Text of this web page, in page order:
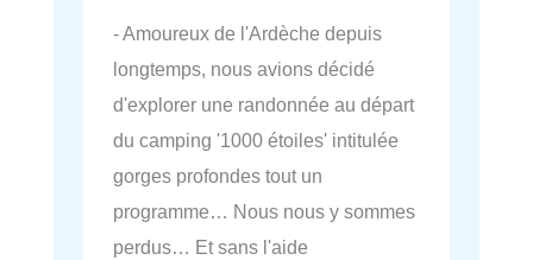
- Amoureux de l'Ardèche depuis
longtemps, nous avions décidé
d'explorer une randonnée au départ
du camping '1000 étoiles' intitulée
gorges profondes tout un
programme… Nous nous y sommes
perdus… Et sans l'aide